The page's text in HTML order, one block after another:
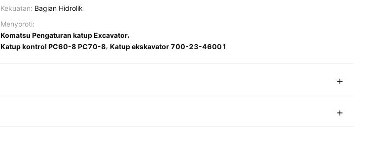
Kekuatan: Bagian Hidrolik
Menyoroti:
Komatsu Pengaturan katup Excavator,
Katup kontrol PC60-8 PC70-8, Katup ekskavator 700-23-46001